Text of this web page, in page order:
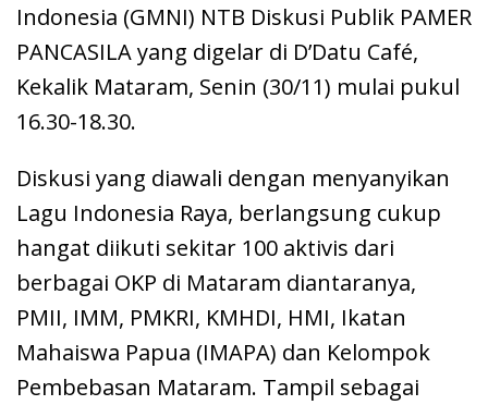
Indonesia (GMNI) NTB Diskusi Publik PAMER
PANCASILA yang digelar di D’Datu Café,
Kekalik Mataram, Senin (30/11) mulai pukul
16.30-18.30.
Diskusi yang diawali dengan menyanyikan
Lagu Indonesia Raya, berlangsung cukup
hangat diikuti sekitar 100 aktivis dari
berbagai OKP di Mataram diantaranya,
PMII, IMM, PMKRI, KMHDI, HMI, Ikatan
Mahaiswa Papua (IMAPA) dan Kelompok
Pembebasan Mataram. Tampil sebagai